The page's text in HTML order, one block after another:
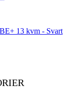
13 kvm - Svart